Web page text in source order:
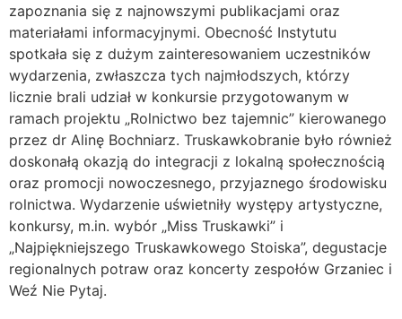
zapoznania się z najnowszymi publikacjami oraz
materiałami informacyjnymi. Obecność Instytutu
spotkała się z dużym zainteresowaniem uczestników
wydarzenia, zwłaszcza tych najmłodszych, którzy
licznie brali udział w konkursie przygotowanym w
ramach projektu „Rolnictwo bez tajemnic” kierowanego
przez dr Alinę Bochniarz. Truskawkobranie było również
doskonałą okazją do integracji z lokalną społecznością
oraz promocji nowoczesnego, przyjaznego środowisku
rolnictwa. Wydarzenie uświetniły występy artystyczne,
konkursy, m.in. wybór „Miss Truskawki” i
„Najpiękniejszego Truskawkowego Stoiska”, degustacje
regionalnych potraw oraz koncerty zespołów Grzaniec i
Weź Nie Pytaj.